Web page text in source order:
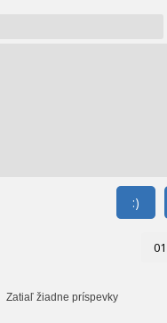
:)
01
Zatiaľ žiadne príspevky